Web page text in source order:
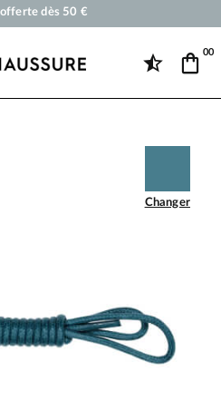
chaussures, sneakers et
carte bancaire dès 50 €
00
Changer